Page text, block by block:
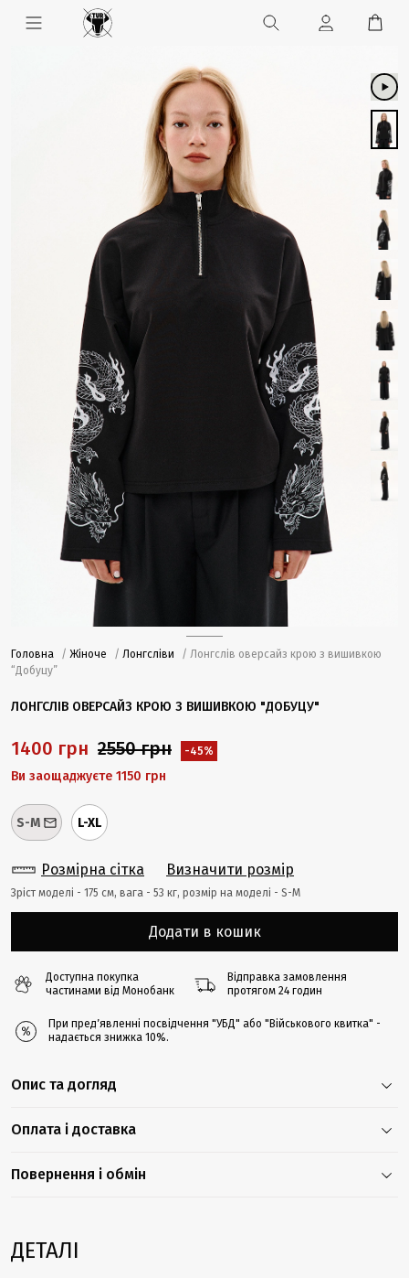
Головна / Жіноче / Лонгсліви
/ Лонгслів оверсайз крою з вишивкою
“Добуцу”
ЛОНГСЛІВ ОВЕРСАЙЗ КРОЮ З ВИШИВКОЮ "ДОБУЦУ"
1400 грн 2550 грн -45%
Ви заощаджуєте 1150 грн
S-M L-XL
Розмірна сітка Визначити розмір
Зріст моделі - 175 cм, вага - 53 кг, розмір на моделі - S-M
Додати в кошик
Доступна покупка
частинами від Монобанк
Відправка замовлення
протягом 24 годин
При предʼявленні посвідчення "УБД" або "Військового квитка" -
надається знижка 10%.
Опис та догляд
Оплата і доставка
Повернення і обмін
ДЕТАЛІ